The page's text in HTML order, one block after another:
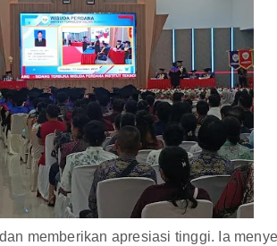
memberikan apresiasi tinggi. Ia